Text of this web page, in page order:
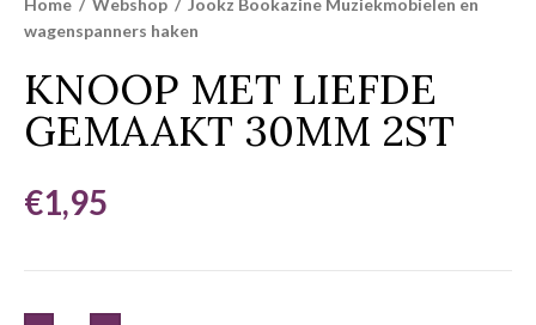
wagenspanners haken
KNOOP MET LIEFDE
GEMAAKT 30MM 2ST
€1,95